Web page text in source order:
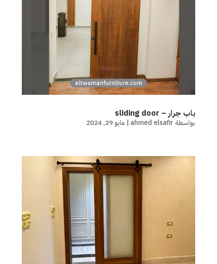
باب جرار – sliding door
بواسطة ahmed elsafir
| مايو 29, 2024